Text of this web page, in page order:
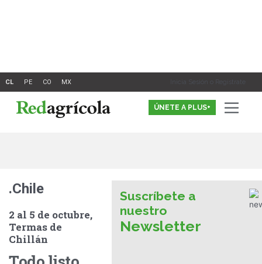
Inicia Sesión o Registrate
ÚNETE A PLUS+
.Chile
2 al 5 de octubre,
Termas de
Chillán
Suscríbete a
nuestro
Newsletter